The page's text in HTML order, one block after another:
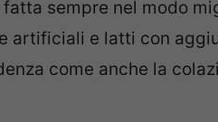
sempre nel modo
artificiali e latti con
come anche la